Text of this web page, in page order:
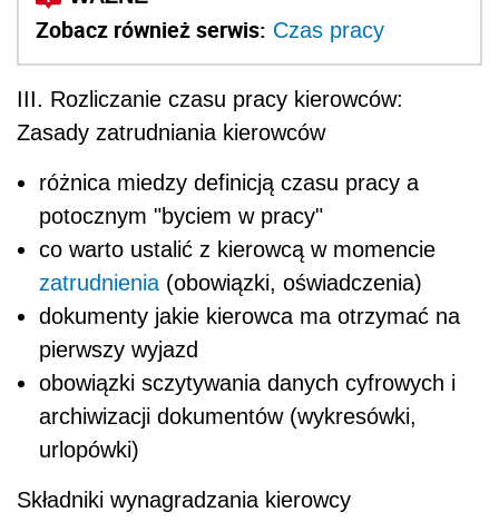
Zobacz również serwis: Czas pracy
III. Rozliczanie czasu pracy kierowców:
Zasady zatrudniania kierowców
różnica miedzy definicją czasu pracy a
potocznym "byciem w pracy"
co warto ustalić z kierowcą w momencie
zatrudnienia (obowiązki, oświadczenia)
dokumenty jakie kierowca ma otrzymać na
pierwszy wyjazd
obowiązki sczytywania danych cyfrowych i
archiwizacji dokumentów (wykresówki,
urlopówki)
Składniki wynagradzania kierowcy